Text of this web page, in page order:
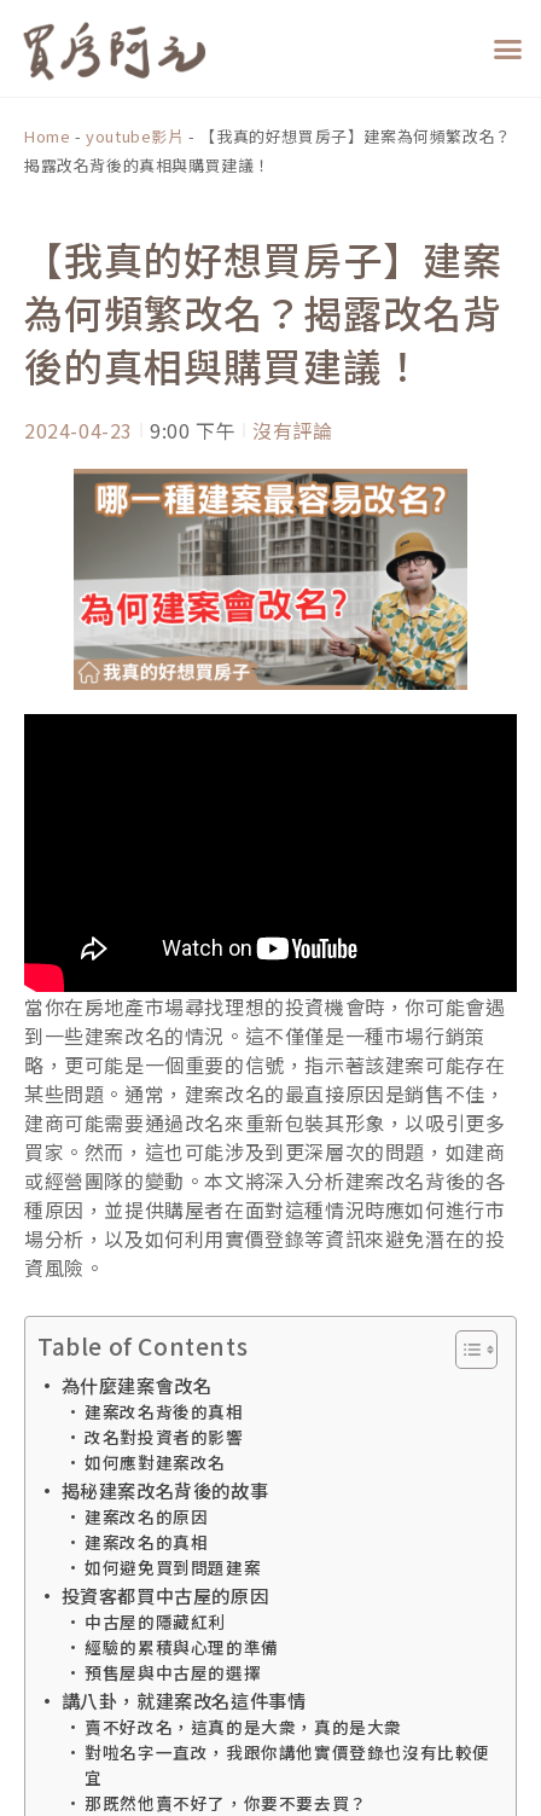
Home -youtube影片 -
【我真的好想買房子】建案為何頻繁改名？
揭露改名背後的真相與購買建議！
【我真的好想買房子】建案
為何頻繁改名？揭露改名背
後的真相與購買建議！
2024-04-23 9:00 下午 沒有評論
當你在房地產市場尋找理想的投資機會時，你可能會遇
到一些建案改名的情況。這不僅僅是一種市場行銷策
略，更可能是一個重要的信號，指示著該建案可能存在
某些問題。通常，建案改名的最直接原因是銷售不佳，
建商可能需要通過改名來重新包裝其形象，以吸引更多
買家。然而，這也可能涉及到更深層次的問題，如建商
或經營團隊的變動。本文將深入分析建案改名背後的各
種原因，並提供購屋者在面對這種情況時應如何進行市
場分析，以及如何利用實價登錄等資訊來避免潛在的投
資風險。
Table of Contents
為什麼建案會改名
建案改名背後的真相
改名對投資者的影響
如何應對建案改名
揭秘建案改名背後的故事
建案改名的原因
建案改名的真相
如何避免買到問題建案
投資客都買中古屋的原因
中古屋的隱藏紅利
經驗的累積與心理的準備
預售屋與中古屋的選擇
講八卦，就建案改名這件事情
賣不好改名，這真的是大衆，真的是大衆
對啦名字一直改，我跟你講他實價登錄也沒有比較便
宜
那既然他賣不好了，你要不要去買？